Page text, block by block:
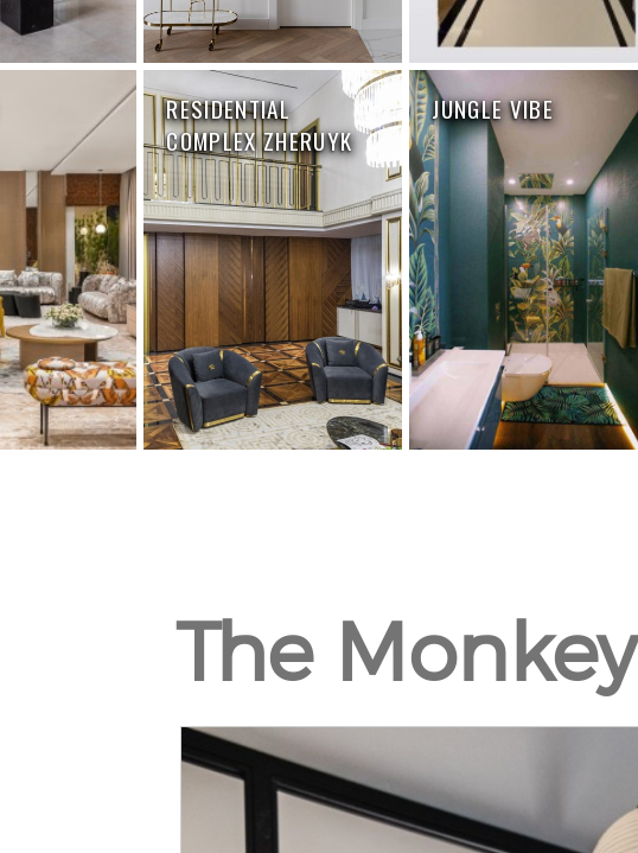
RESIDENTIAL
COMPLEX ZHERUYK
JUNGLE VIBE
The Monkey